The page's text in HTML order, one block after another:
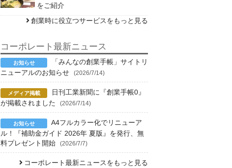
をご紹介
創業時に役立つサービスをもっと見る
コーポレート最新ニュース
「みんなの創業手帳」サイトリ
ニューアルのお知らせ
(2026/7/14)
日刊工業新聞に『創業手帳0』
が掲載されました
(2026/7/14)
A4フルカラー化でリニューア
ル！『補助金ガイド 2026年 夏版』を発行、無
料プレゼント開始
(2026/7/7)
コーポレート最新ニュースをもっと見る